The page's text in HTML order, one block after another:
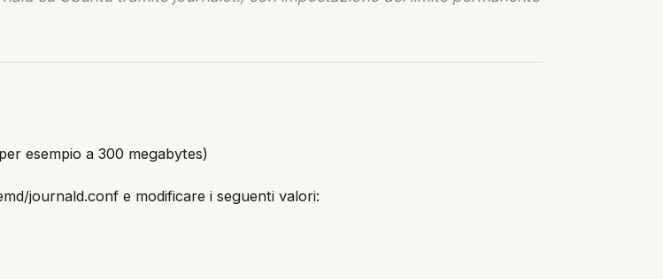
esempio a 300 megabytes)
journald.conf e modificare i seguenti valori: